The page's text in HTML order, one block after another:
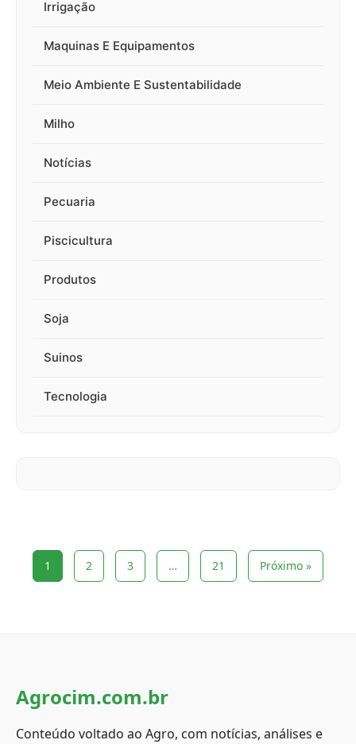
Irrigação
Maquinas E Equipamentos
Meio Ambiente E Sustentabilidade
Milho
Notícias
Pecuaria
Piscicultura
Produtos
Soja
Suinos
Tecnologia
1 2 3 … 21 Próximo »
Agrocim.com.br
Conteúdo voltado ao Agro, com notícias, análises e